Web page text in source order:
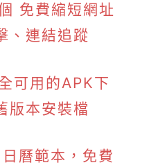
免費縮短網址
、連結追蹤
可用的APK下
版本安裝檔
曆範本，免費